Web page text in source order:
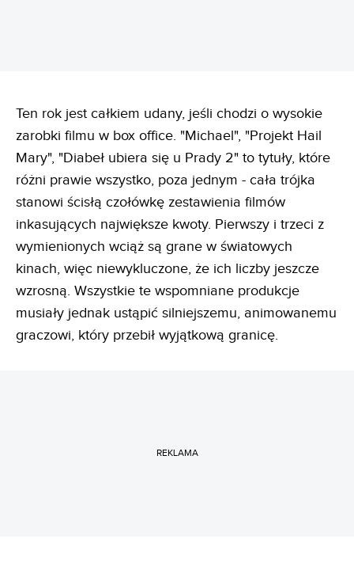
Ten rok jest całkiem udany, jeśli chodzi o wysokie
zarobki filmu w box office. "Michael", "Projekt Hail
Mary", "Diabeł ubiera się u Prady 2" to tytuły, które
różni prawie wszystko, poza jednym - cała trójka
stanowi ścisłą czołówkę zestawienia filmów
inkasujących największe kwoty. Pierwszy i trzeci z
wymienionych wciąż są grane w światowych
kinach, więc niewykluczone, że ich liczby jeszcze
wzrosną. Wszystkie te wspomniane produkcje
musiały jednak ustąpić silniejszemu, animowanemu
graczowi, który przebił wyjątkową granicę.
REKLAMA